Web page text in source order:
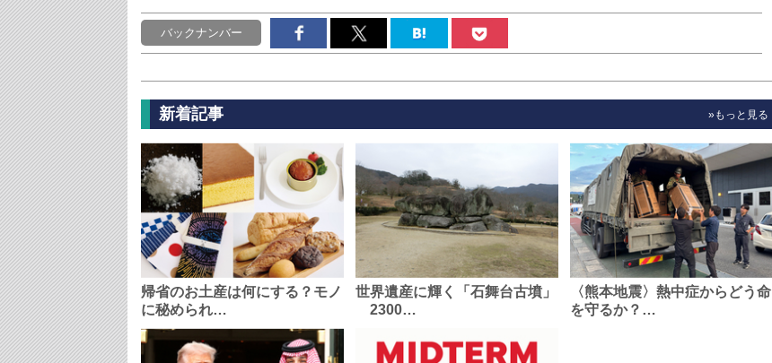
バックナンバー
新着記事 »もっと見る
帰省のお土産は何にする？モノ
に秘められ…
世界遺産に輝く「石舞台古墳」
2300…
〈熊本地震〉熱中症からどう命
を守るか？…